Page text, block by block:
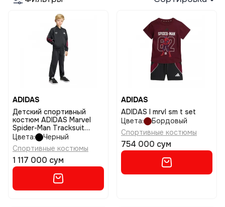
ADIDAS
Детский спортивный
костюм ADIDAS Marvel
Spider-Man Tracksuit
размер 110
Цвета:
Черный
Спортивные костюмы
1 117 000 сум
ADIDAS
ADIDAS I mrvl sm t set
Цвета:
Бордовый
Спортивные костюмы
754 000 сум